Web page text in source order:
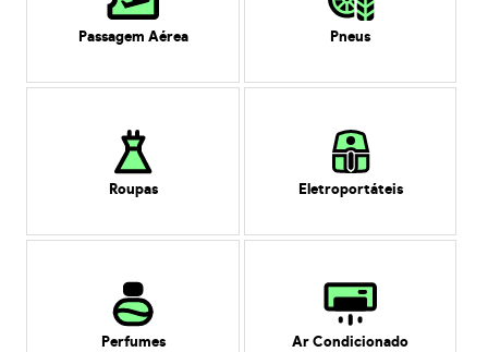
Passagem Aérea Pneus
Roupas Eletroportáteis
Perfumes Ar Condicionado